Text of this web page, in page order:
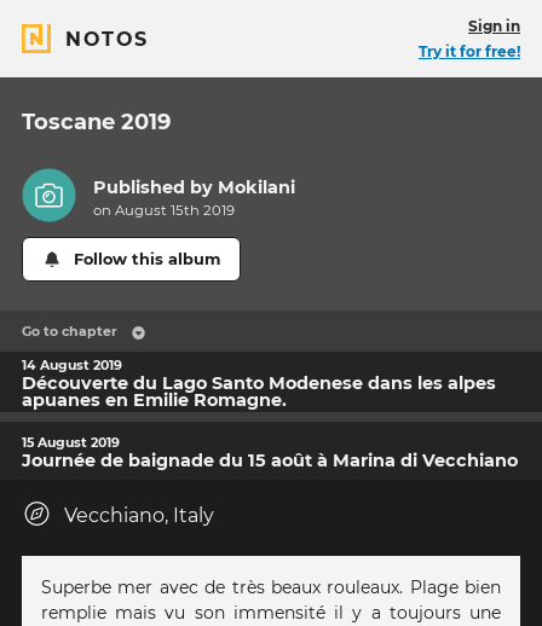
NOTOS
Sign in
Try it for free!
Toscane 2019
Published by Mokilani
on August 15th 2019
Follow this album
Go to chapter
14 August 2019
Découverte du Lago Santo Modenese dans les alpes
apuanes en Emilie Romagne.
15 August 2019
Journée de baignade du 15 août à Marina di Vecchiano
Vecchiano, Italy
Superbe mer avec de très beaux rouleaux. Plage bien
remplie mais vu son immensité il y a toujours une